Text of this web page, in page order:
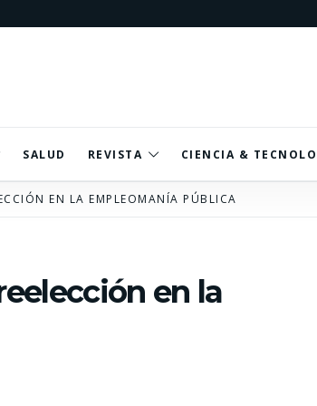
SALUD REVISTA CIENCIA &
EN LA EMPLEOMANÍA PÚBLICA
en la